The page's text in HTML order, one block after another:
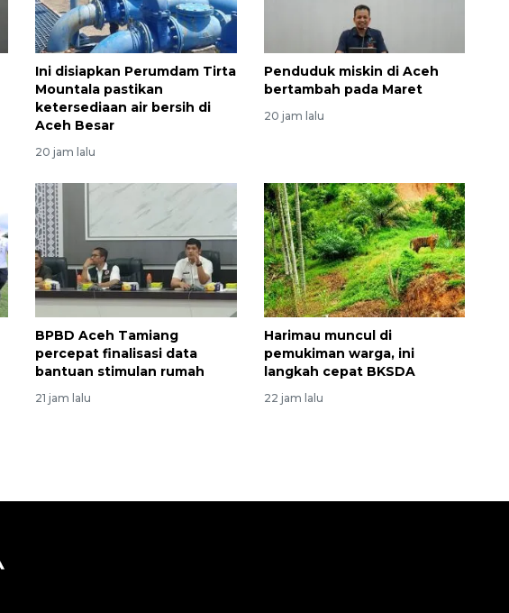
Ini disiapkan Perumdam Tirta
Mountala pastikan
ketersediaan air bersih di
Aceh Besar
20 jam lalu
Penduduk miskin di Aceh
bertambah pada Maret
20 jam lalu
BPBD Aceh Tamiang
percepat finalisasi data
bantuan stimulan rumah
21 jam lalu
Harimau muncul di
pemukiman warga, ini
langkah cepat BKSDA
22 jam lalu
Sinyal positif perekonomian
Indonesia
2026-08-05 15:00:00